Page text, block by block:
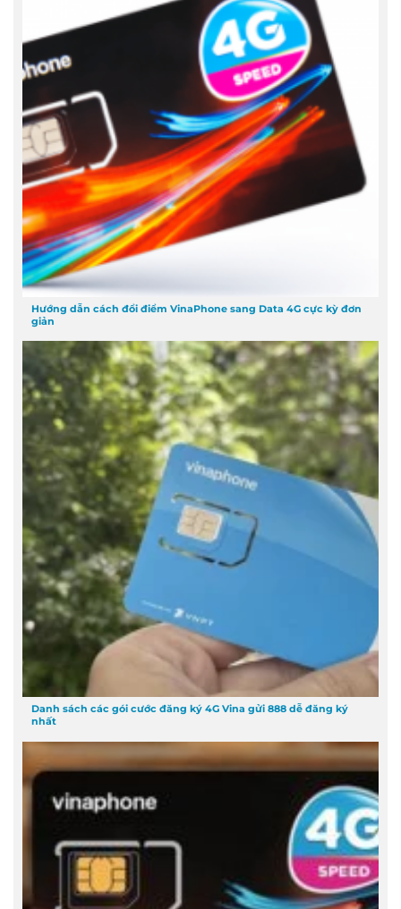
Hướng dẫn cách đổi điểm VinaPhone sang Data 4G cực kỳ đơn
giản
Danh sách các gói cước đăng ký 4G Vina gửi 888 dễ đăng ký
nhất